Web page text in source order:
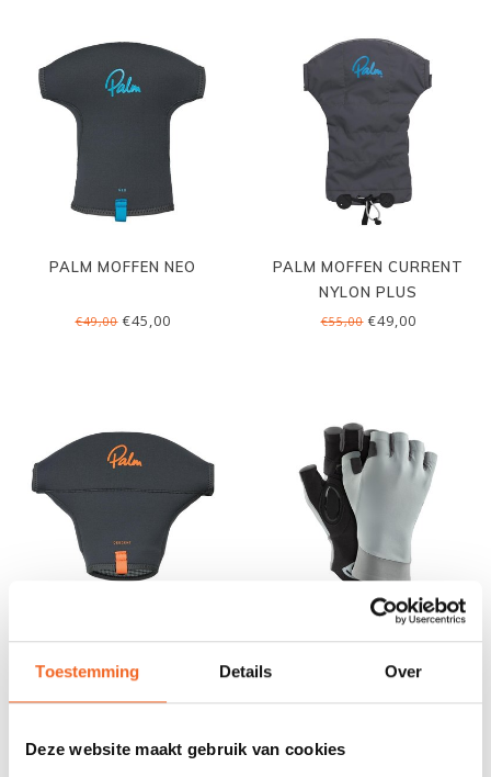
Toestemming Details Over
Deze website maakt gebruik van cookies
PALM MOFFEN NEO
€49,00€45,00
PALM MOFFEN CURRENT
NYLON PLUS
€55,00€49,00
PALM MOFFEN DESCENT
NRS BOATER'S
HANDSCHOENEN HALF-